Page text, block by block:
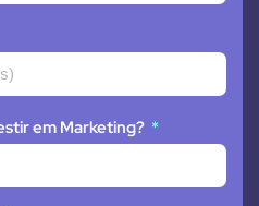
em Marketing?